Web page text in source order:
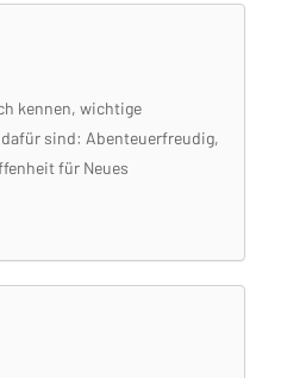
kennen, wichtige
sind: Abenteuerfreudig,
für Neues